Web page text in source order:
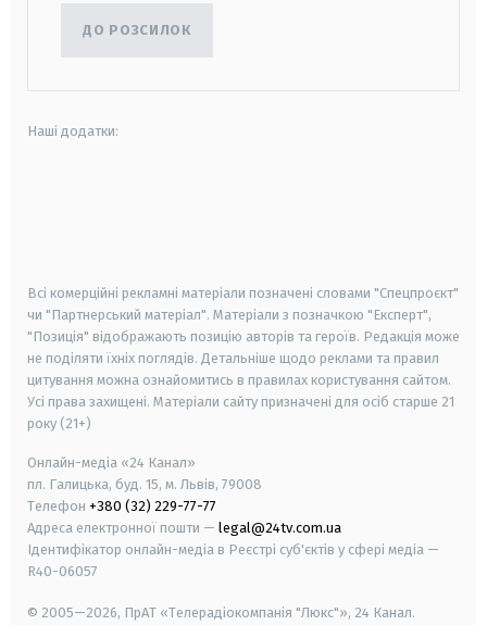
ДО РОЗСИЛОК
Наші додатки:
Всі комерційні рекламні матеріали позначені словами "Спецпроєкт"
чи "Партнерський матеріал". Матеріали з позначкою "Експерт",
"Позиція" відображають позицію авторів та героїв. Редакція може
не поділяти їхніх поглядів. Детальніше щодо реклами та правил
цитування можна ознайомитись в правилах користування сайтом.
Усі права захищені. Матеріали сайту призначені для осіб старше 21
року (21+)
Онлайн-медіа «24 Канал»
пл. Галицька, буд. 15, м. Львів, 79008
Телефон +380 (32) 229-77-77
Адреса електронної пошти — legal@24tv.com.ua
Ідентифікатор онлайн-медіа в Реєстрі суб'єктів у сфері медіа —
R40-06057
© 2005—2026, ПрАТ «Телерадіокомпанія "Люкс"», 24 Канал.